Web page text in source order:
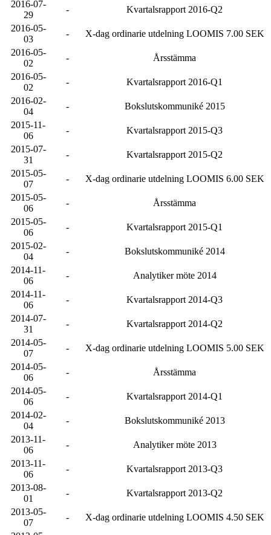
2016-07-
29
-
Kvartalsrapport 2016-Q2
2016-05-
03
-
X-dag ordinarie utdelning LOOMIS 7.00 SEK
2016-05-
02
-
Årsstämma
2016-05-
02
-
Kvartalsrapport 2016-Q1
2016-02-
04
-
Bokslutskommuniké 2015
2015-11-
06
-
Kvartalsrapport 2015-Q3
2015-07-
31
-
Kvartalsrapport 2015-Q2
2015-05-
07
-
X-dag ordinarie utdelning LOOMIS 6.00 SEK
2015-05-
06
-
Årsstämma
2015-05-
06
-
Kvartalsrapport 2015-Q1
2015-02-
04
-
Bokslutskommuniké 2014
2014-11-
06
-
Analytiker möte 2014
2014-11-
06
-
Kvartalsrapport 2014-Q3
2014-07-
31
-
Kvartalsrapport 2014-Q2
2014-05-
07
-
X-dag ordinarie utdelning LOOMIS 5.00 SEK
2014-05-
06
-
Årsstämma
2014-05-
06
-
Kvartalsrapport 2014-Q1
2014-02-
04
-
Bokslutskommuniké 2013
2013-11-
06
-
Analytiker möte 2013
2013-11-
06
-
Kvartalsrapport 2013-Q3
2013-08-
01
-
Kvartalsrapport 2013-Q2
2013-05-
07
-
X-dag ordinarie utdelning LOOMIS 4.50 SEK